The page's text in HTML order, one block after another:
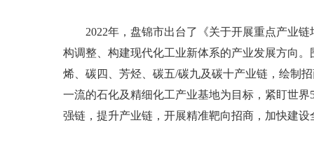
2022年，盘锦市出台了《关于开展重点产业链
构调整、构建现代化工业新体系的产业发展方向
烯、碳四、芳烃、碳五/碳九及碳十产业链，绘制
一流的石化及精细化工产业基地为目标，紧盯世
强链，提升产业链，开展精准靶向招商，加快建